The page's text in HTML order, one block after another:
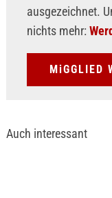
ausgezeichnet.
nichts mehr:
MiGGLIED
Auch interessant